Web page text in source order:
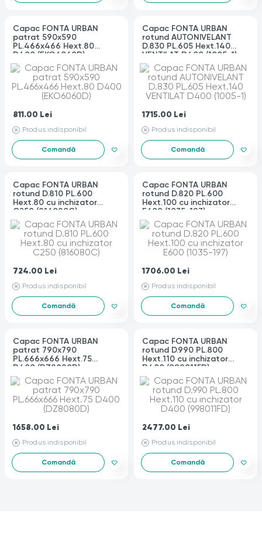
Capac FONTA URBAN
patrat 590x590
PL.466x466 Hext.80
D400 (EKO6060D)
811.00 Lei
Produs indisponibil
Comandă
Capac FONTA URBAN
rotund AUTONIVELANT
D.830 PL.605 Hext.140
VENTILAT D400 (1005-1)
1715.00 Lei
Produs indisponibil
Comandă
Capac FONTA URBAN
rotund D.810 PL.600
Hext.80 cu inchizator
C250 (816080C)
724.00 Lei
Produs indisponibil
Comandă
Capac FONTA URBAN
rotund D.820 PL.600
Hext.100 cu inchizator
E600 (1035-197)
1706.00 Lei
Produs indisponibil
Comandă
Capac FONTA URBAN
patrat 790x790
PL.666x666 Hext.75
D400 (DZ8080D)
1658.00 Lei
Produs indisponibil
Comandă
Capac FONTA URBAN
rotund D.990 PL.800
Hext.110 cu inchizator
D400 (998011FD)
2477.00 Lei
Produs indisponibil
Comandă